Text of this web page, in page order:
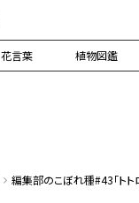
花言葉 植物図鑑
編集部のこぼれ種#43「ト